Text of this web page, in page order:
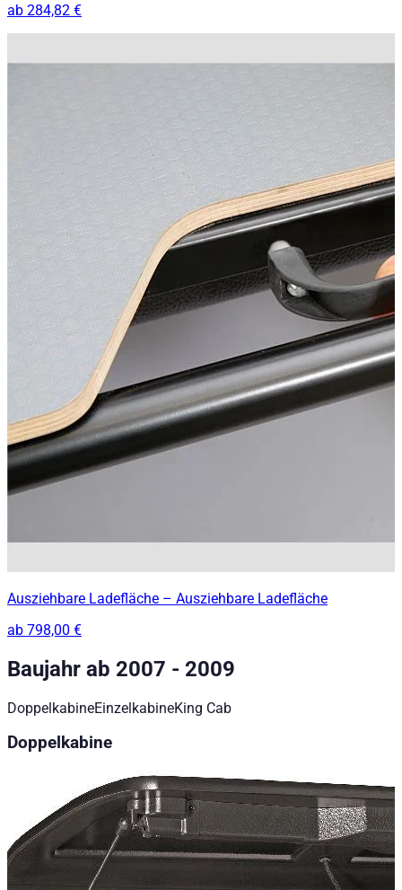
ab 284,82 €
Ausziehbare Ladefläche – Ausziehbare Ladefläche
ab 798,00 €
Baujahr ab 2007 - 2009
DoppelkabineEinzelkabineKing Cab
Doppelkabine